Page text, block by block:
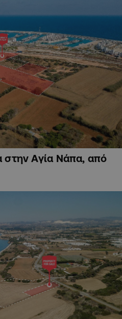
στην Αγία Νάπα, από